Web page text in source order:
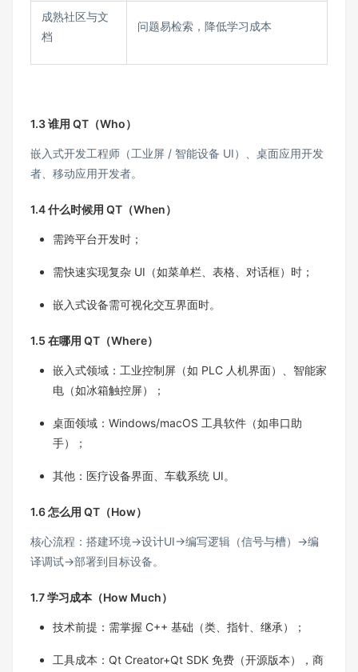
成熟社区与文
档​
问题易检索，降低学习成本​
1.3 谁用 QT（Who）​
嵌入式开发工程师（工业屏 / 智能设备 UI）、桌面应用开发
者、移动应用开发者。​
1.4 什么时候用 QT（When）​
需跨平台开发时；​
需快速实现复杂 UI（如菜单栏、表格、对话框）时；​
嵌入式设备需可视化交互界面时。​
1.5 在哪用 QT（Where）​
嵌入式领域：工业控制屏（如 PLC 人机界面）、智能家
电（如冰箱触控屏）；​
桌面领域：Windows/macOS 工具软件（如串口助
手）；​
其他：医疗设备界面、车载系统 UI。​
1.6 怎么用 QT（How）​
核心流程：搭建环境→设计UI→编写逻辑（信号与槽）→编
译调试→部署到目标设备。​
1.7 学习成本（How Much）​
技术前提：需掌握 C++ 基础（类、指针、继承）；​
工具成本：Qt Creator+Qt SDK 免费（开源版本），商